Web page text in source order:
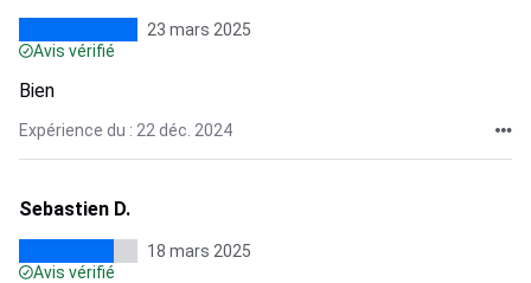
23 mars 2025
Avis vérifié
Bien
Expérience du : 22 déc. 2024
Sebastien D.
18 mars 2025
Avis vérifié